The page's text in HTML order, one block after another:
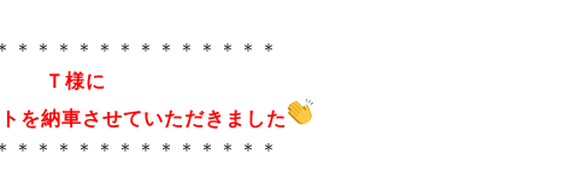
＊＊＊＊＊＊＊＊＊＊＊＊＊
Ｔ様に
を納車させていただきました
＊＊＊＊＊＊＊＊＊＊＊＊＊